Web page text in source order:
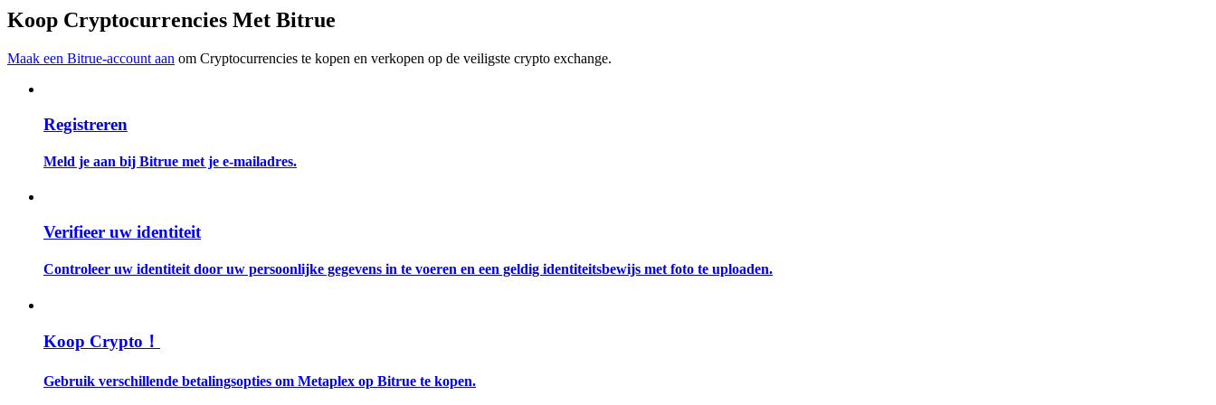
Word een Copy Trader
Informatie
Big data-analyse inclusief handelsinformatie, enz.
Koop Cryptocurrencies Met Bitrue
Maak een Bitrue-account aan om Cryptocurrencies te kopen en verkopen op de veiligste crypto exchange.
Registreren
Meld je aan bij Bitrue met je e-mailadres.
Verifieer uw identiteit
Controleer uw identiteit door uw persoonlijke gegevens in te voeren en een geldig identiteitsbewijs met foto te uploaden.
Koop Crypto！
Gebruik verschillende betalingsopties om Metaplex op Bitrue te kopen.